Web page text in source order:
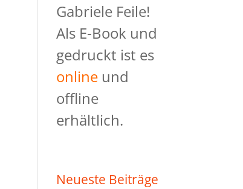
Gabriele Feile!
Als E-Book und
gedruckt ist es
online und
offline
erhältlich.
Neueste Beiträge